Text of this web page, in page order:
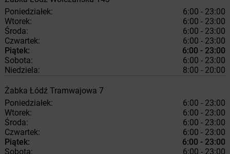
Poniedziałek:
6:00 - 23:00
Wtorek:
6:00 - 23:00
Środa:
6:00 - 23:00
Czwartek:
6:00 - 23:00
Piątek:
6:00 - 23:00
Sobota:
6:00 - 23:00
Niedziela:
8:00 - 20:00
Żabka Łódź Tramwajowa 7
Poniedziałek:
6:00 - 23:00
Wtorek:
6:00 - 23:00
Środa:
6:00 - 23:00
Czwartek:
6:00 - 23:00
Piątek:
6:00 - 23:00
Sobota:
6:00 - 23:00